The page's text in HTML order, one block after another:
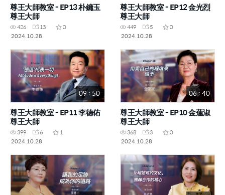
尊王大師教室 - EP13 朴鏞玉
尊王大師
426 13
0
2024.10.28
尊王大師教室 - EP12 金光烈
尊王大師
449 5
0
2024.10.28
09 : 50
尊王大師教室 - EP11 李德佑
尊王大師
399 6
1
2024.10.28
06 : 40
尊王大師教室 - EP10 金蓮淑
尊王大師
368 3
0
2024.10.28